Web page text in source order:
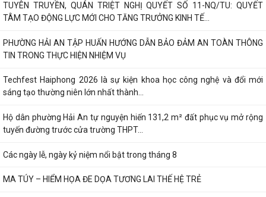
TUYÊN TRUYỀN, QUÁN TRIỆT NGHỊ QUYẾT SỐ 11-NQ/TU: QUYẾT
TÂM TẠO ĐỘNG LỰC MỚI CHO TĂNG TRƯỞNG KINH TẾ...
PHƯỜNG HẢI AN TẬP HUẤN HƯỚNG DẪN BẢO ĐẢM AN TOÀN THÔNG
TIN TRONG THỰC HIỆN NHIỆM VỤ
Techfest Haiphong 2026 là sự kiện khoa học công nghệ và đổi mới
sáng tạo thường niên lớn nhất thành...
Hộ dân phường Hải An tự nguyện hiến 131,2 m² đất phục vụ mở rộng
tuyến đường trước cửa trường THPT...
Các ngày lễ, ngày kỷ niệm nổi bật trong tháng 8
MA TÚY – HIỂM HỌA ĐE DỌA TƯƠNG LAI THẾ HỆ TRẺ